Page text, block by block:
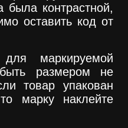
была контрастной,
оставить код от
маркируемой
размером не
товар упакован
марку наклейте